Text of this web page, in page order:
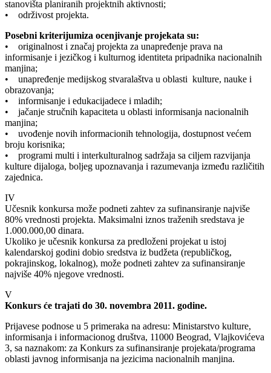
stanovišta planiranih projektnih aktivnosti;
• održivost projekta.
Posebni kriterijumiza ocenjivanje projekata su:
• originalnost i značaj projekta za unapređenje prava na
informisanje i jezičkog i kulturnog identiteta pripadnika nacionalnih
manjina;
• unapređenje medijskog stvaralaštva u oblasti kulture, nauke i
obrazovanja;
• informisanje i edukacijadece i mladih;
• jačanje stručnih kapaciteta u oblasti informisanja nacionalnih
manjina;
• uvođenje novih informacionih tehnologija, dostupnost većem
broju korisnika;
• programi multi i interkulturalnog sadržaja sa ciljem razvijanja
kulture dijaloga, boljeg upoznavanja i razumevanja između različitih
zajednica.
IV
Učesnik konkursa može podneti zahtev za sufinansiranje najviše
80% vrednosti projekta. Maksimalni iznos traženih sredstava je
1.000.000,00 dinara.
Ukoliko je učesnik konkursa za predloženi projekat u istoj
kalendarskoj godini dobio sredstva iz budžeta (republičkog,
pokrajinskog, lokalnog), može podneti zahtev za sufinansiranje
najviše 40% njegove vrednosti.
V
Konkurs će trajati do 30. novembra 2011. godine.
Prijavese podnose u 5 primeraka na adresu: Ministarstvo kulture,
informisanja i informacionog društva, 11000 Beograd, Vlajkovićeva
3, sa naznakom: za Konkurs za sufinansiranje projekata/programa
oblasti javnog informisanja na jezicima nacionalnih manjina.